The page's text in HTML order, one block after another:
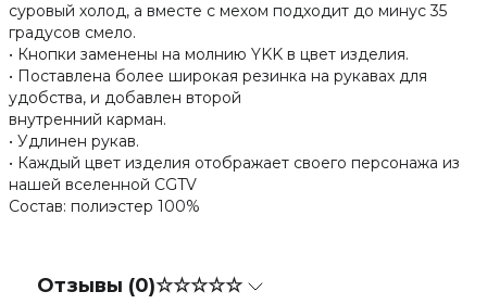
суровый холод, а вместе с мехом подходит до минус 35
градусов смело.
• Кнопки заменены на молнию YKK в цвет изделия.
• Поставлена более широкая резинка на рукавах для
удобства, и добавлен второй
внутренний карман.
• Удлинен рукав.
• Каждый цвет изделия отображает своего персонажа из
нашей вселенной CGTV
Состав: полиэстер 100%
Отзывы (0)☆☆☆☆☆